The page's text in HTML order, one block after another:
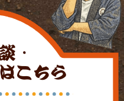
・
こちら